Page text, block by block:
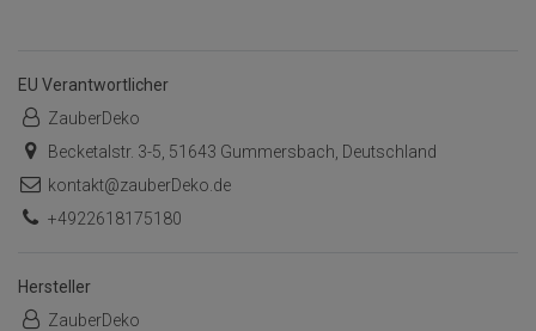
EU Verantwortlicher
ZauberDeko
Becketalstr. 3-5, 51643 Gummersbach, Deutschland
kontakt@zauberDeko.de
+4922618175180
Hersteller
ZauberDeko